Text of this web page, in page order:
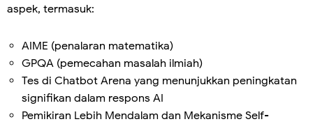
aspek, termasuk:
AIME (penalaran matematika)
GPQA (pemecahan masalah ilmiah)
Tes di Chatbot Arena yang menunjukkan peningkatan
signifikan dalam respons AI
Pemikiran Lebih Mendalam dan Mekanisme Self-